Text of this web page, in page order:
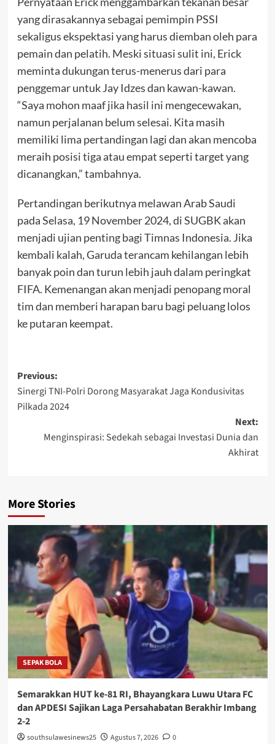
yang dirasakannya sebagai pemimpin PSSI
sekaligus ekspektasi yang harus diemban oleh para
pemain dan pelatih. Meski situasi sulit ini, Erick
meminta dukungan terus-menerus dari para
penggemar untuk Jay Idzes dan kawan-kawan.
“Saya mohon maaf jika hasil ini mengecewakan,
namun perjalanan belum selesai. Kita masih
memiliki lima pertandingan lagi dan akan mencoba
meraih posisi tiga atau empat seperti target yang
dicanangkan,” tambahnya.
Pertandingan berikutnya melawan Arab Saudi
pada Selasa, 19 November 2024, di SUGBK akan
menjadi ujian penting bagi Timnas Indonesia. Jika
kembali kalah, Garuda terancam kehilangan lebih
banyak poin dan turun lebih jauh dalam peringkat
FIFA. Kemenangan akan menjadi penopang moral
tim dan memberi harapan baru bagi peluang lolos
ke putaran keempat.
Post
navigation
Previous:
Sinergi TNI-Polri Dorong Masyarakat Jaga Kondusivitas
Pilkada 2024
Next:
Menginspirasi: Sedekah sebagai Investasi Dunia dan
Akhirat
More Stories
SEPAK BOLA
Semarakkan HUT ke-81 RI, Bhayangkara Luwu Utara FC
dan APDESI Sajikan Laga Persahabatan Berakhir Imbang
2-2
southsulawesinews25 Agustus 7, 2026 0